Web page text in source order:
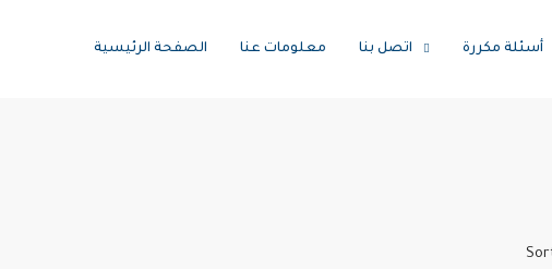
الصفحة الرئيسية معلومات عنا اتصل بنا أسئلة مكررة